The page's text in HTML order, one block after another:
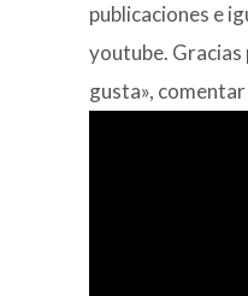
publicaciones e
youtube. Gracias
gusta»,